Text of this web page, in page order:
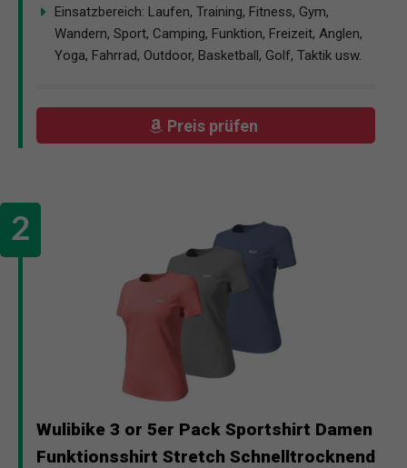
Einsatzbereich: Laufen, Training, Fitness, Gym,
Wandern, Sport, Camping, Funktion, Freizeit, Anglen,
Yoga, Fahrrad, Outdoor, Basketball, Golf, Taktik usw.
Preis prüfen
Wulibike 3 or 5er Pack Sportshirt Damen
Funktionsshirt Stretch Schnelltrocknend